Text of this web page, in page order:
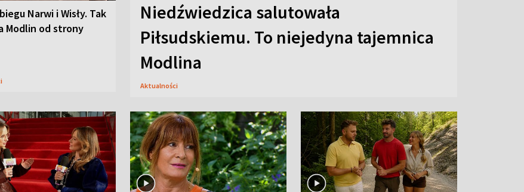
Narwi i Wisły. Tak
Modlin od strony
Niedźwiedzica salutowała
Piłsudskiemu. To niejedyna tajemnica
Modlina
Aktualności